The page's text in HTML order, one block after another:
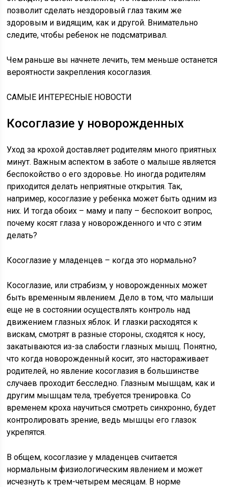
позволит сделать нездоровый глаз таким же
здоровым и видящим, как и другой. Внимательно
следите, чтобы ребенок не подсматривал.
Чем раньше вы начнете лечить, тем меньше останется
вероятности закрепления косоглазия.
САМЫЕ ИНТЕРЕСНЫЕ НОВОСТИ
Косоглазие у новорожденных
Уход за крохой доставляет родителям много приятных
минут. Важным аспектом в заботе о малыше является
беспокойство о его здоровье. Но иногда родителям
приходится делать неприятные открытия. Так,
например, косоглазие у ребенка может быть одним из
них. И тогда обоих – маму и папу – беспокоит вопрос,
почему косят глаза у новорожденного и что с этим
делать?
Косоглазие у младенцев – когда это нормально?
Косоглазие, или страбизм, у новорожденных может
быть временным явлением. Дело в том, что малыши
еще не в состоянии осуществлять контроль над
движением глазных яблок. И глазки расходятся к
вискам, смотрят в разные стороны, сходятся к носу,
закатываются из-за слабости глазных мышц. Понятно,
что когда новорожденный косит, это настораживает
родителей, но явление косоглазия в большинстве
случаев проходит бесследно. Глазным мышцам, как и
другим мышцам тела, требуется тренировка. Со
временем кроха научиться смотреть синхронно, будет
контролировать зрение, ведь мышцы его глазок
укрепятся.
В общем, косоглазие у младенцев считается
нормальным физиологическим явлением и может
исчезнуть к трем-четырем месяцам. В норме